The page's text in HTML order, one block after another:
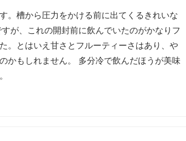
。槽から圧力をかける前に出てくるきれいな
が、これの開封前に飲んでいたのがかなりフ
。とはいえ甘さとフルーティーさはあり、や
かもしれません。 多分冷で飲んだほうが美味